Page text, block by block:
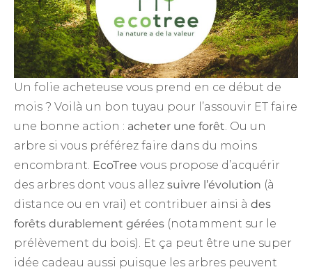
Un folie acheteuse vous prend en ce début de
mois ? Voilà un bon tuyau pour l’assouvir ET faire
une bonne action : acheter une forêt. Ou un
arbre si vous préférez faire dans du moins
encombrant. EcoTree vous propose d’acquérir
des arbres dont vous allez suivre l’évolution (à
distance ou en vrai) et contribuer ainsi à des
forêts durablement gérées (notamment sur le
prélèvement du bois). Et ça peut être une super
idée cadeau aussi puisque les arbres peuvent